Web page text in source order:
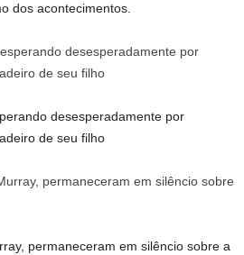
dos acontecimentos.
desesperadamente por
de seu filho
permaneceram em silêncio sobre a